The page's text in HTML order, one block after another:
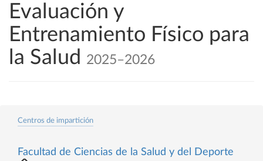
Evaluación y
Entrenamiento Físico para
la Salud
2025–2026
Centros de impartición
Facultad de Ciencias de la Salud y del Deporte